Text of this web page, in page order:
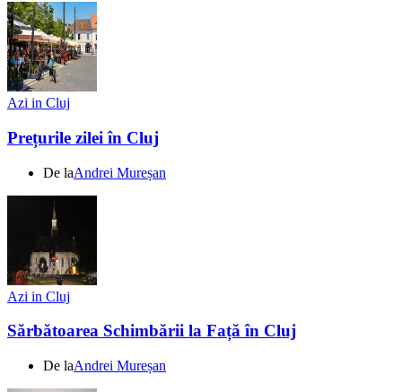
Azi in Cluj
Prețurile zilei în Cluj
De laAndrei Mureșan
Azi in Cluj
Sărbătoarea Schimbării la Față în Cluj
De laAndrei Mureșan